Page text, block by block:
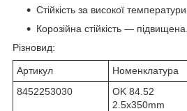
Стійкість за високої
Корозійна стійкість — підвищена.
Різновид:
Артикул Номенклатура
8452253030
OK 84.52
2.5x350mm